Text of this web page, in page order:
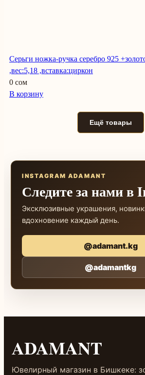
Серьги ножка-ручка серебро 925
,вес:5,18 ,вставка:циркон
0 сом
В корзину
Ещё товары
INSTAGRAM ADAMANT
Следите за нами в
Эксклюзивные украшения,
вдохновение каждый день.
@adamant.kg
@adamantkg
ADAMANT
Ювелирный магазин в Бишкеке: